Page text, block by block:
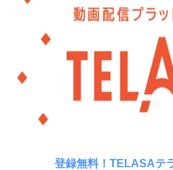
登録無料！TELASAテ